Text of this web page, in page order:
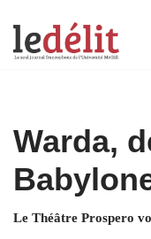
Aller
Warda,
Le Théâtre Prospero